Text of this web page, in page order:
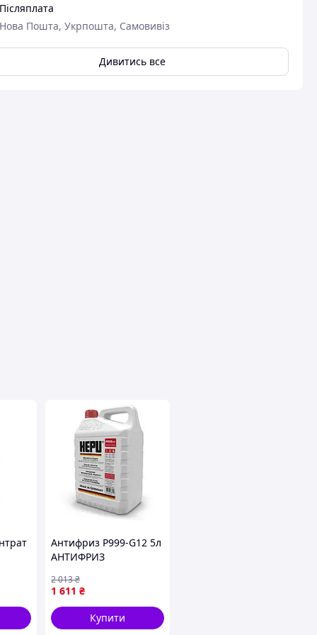
Післяплата
Нова Пошта, Укрпошта, Самовивіз
Дивитись все
від
Антифриз P999-G12 5л
АНТИФРИЗ
ЧЕРВОНИЙ P999-G12
4X5L HEPU (P999-G12-
005)
1 611 ₴
2 013₴
Купити